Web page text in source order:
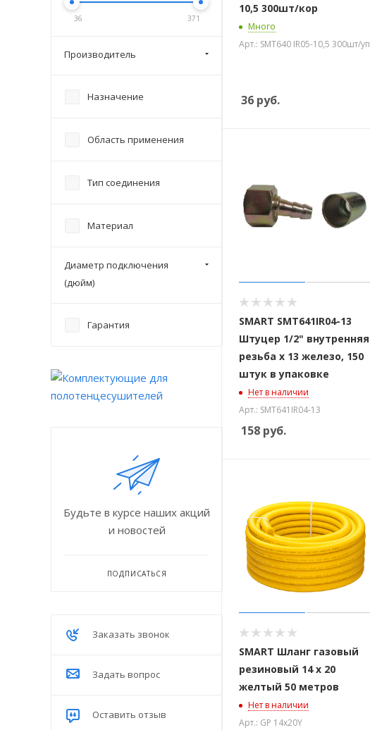
10,5 300шт/кор
Много
Арт.: SMT640 IR05-10,5 300шт/уп
36 руб.
SMART SMT641IR04-13
Штуцер 1/2" внутренняя
резьба х 13 железо, 150
штук в упаковке
Нет в наличии
Арт.: SMT641IR04-13
158 руб.
SMART Шланг газовый
резиновый 14 х 20
желтый 50 метров
Нет в наличии
Арт.: GP 14х20Y
36 371
Производитель
Назначение
Область применения
Тип соединения
Материал
Диаметр подключения
(дюйм)
Гарантия
Будьте в курсе наших акций
и новостей
ПОДПИСАТЬСЯ
Заказать звонок
Задать вопрос
Оставить отзыв